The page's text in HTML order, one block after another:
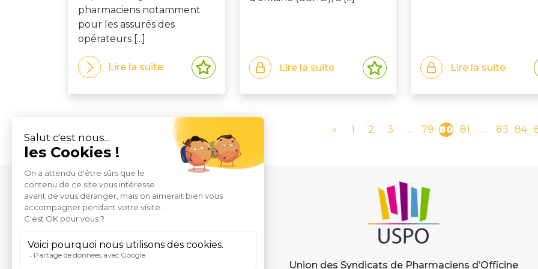
pharmaciens notamment
pour les assurés des
opérateurs [...]
Lire la suite Lire la suite Lire la suite
« 1 2 3 … 79 80 81 … 83 84
Union des Syndicats de Pharmaciens d’Officine